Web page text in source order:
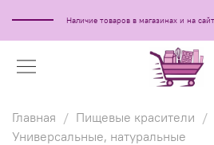
Наличие товаров в магазинах и на
Главная
Пищевые красители
Универсальные, натуральные